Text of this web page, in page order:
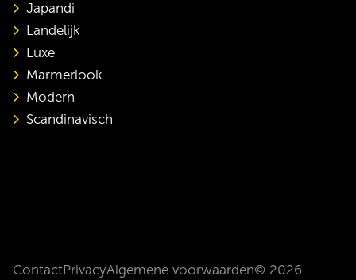
Japandi
Landelijk
Luxe
Marmerlook
Modern
Scandinavisch
ContactPrivacyAlgemene voorwaarden© 2026